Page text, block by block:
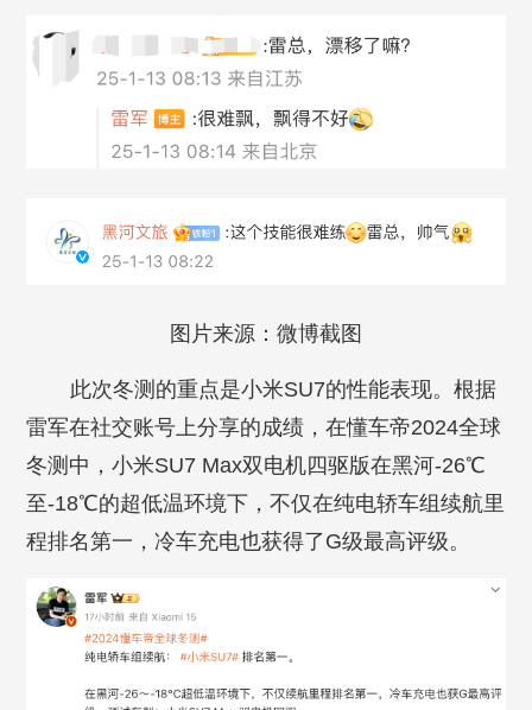
图片来源：微博截图
此次冬测的重点是小米SU7的性能表现。根据
雷军在社交账号上分享的成绩，在懂车帝2024全球
冬测中，小米SU7 Max双电机四驱版在黑河-26℃
至-18℃的超低温环境下，不仅在纯电轿车组续航里
程排名第一，冷车充电也获得了G级最高评级。